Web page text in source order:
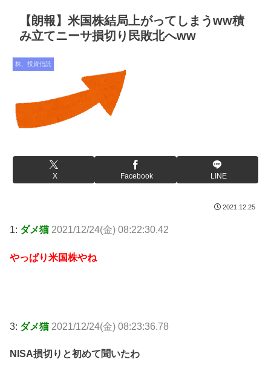
【朗報】米国株結局上がってしまうww積
み立てニーサ損切り民敗北へww
株、投資信託
X Facebook LINE
2021.12.25
1: ダメ猫 2021/12/24(金) 08:22:30.42
やっぱり米国株やね
3: ダメ猫 2021/12/24(金) 08:23:36.78
NISA損切りと初めて聞いたわ